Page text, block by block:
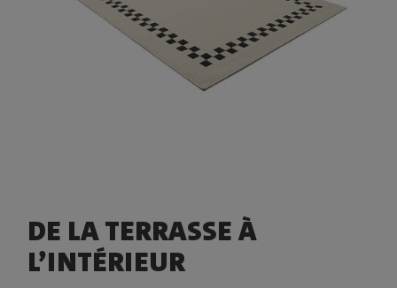
DE LA TERRASSE À
L’INTÉRIEUR